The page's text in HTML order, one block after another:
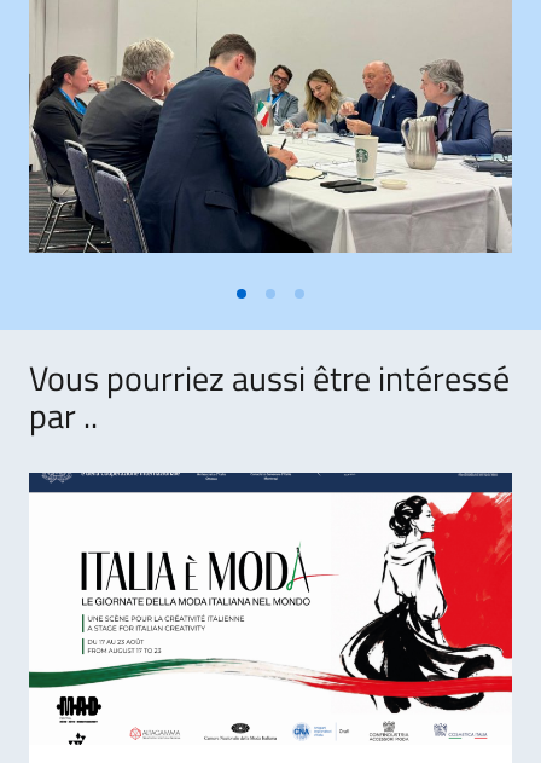
Vous pourriez aussi être intéressé
par ..